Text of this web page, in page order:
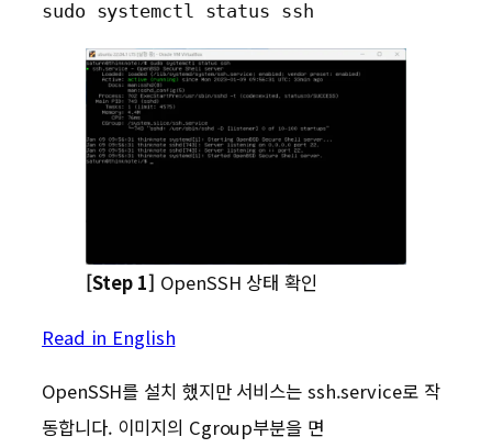
sudo systemctl status ssh
[Step 1] OpenSSH 상태 확인
Read in English
OpenSSH를 설치 했지만 서비스는 ssh.service로 작
동합니다. 이미지의 Cgroup부분을 면